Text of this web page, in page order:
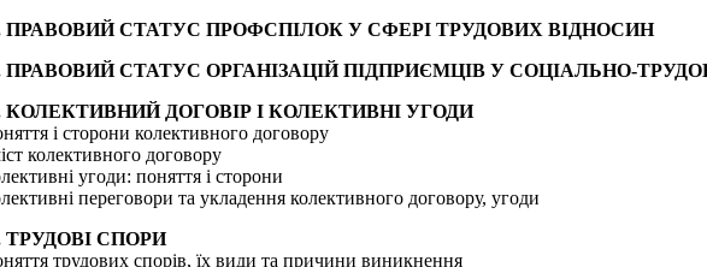
ПРАВОВИЙ СТАТУС ПРОФСПІЛОК У СФЕРІ ТРУДОВИХ ВІДНОСИН
ПРАВОВИЙ СТАТУС ОРГАНІЗАЦІЙ ПІДПРИЄМЦІВ У СОЦІАЛЬНО-
КОЛЕКТИВНИЙ ДОГОВІР І КОЛЕКТИВНІ УГОДИ
і сторони колективного договору
колективного договору
угоди: поняття і сторони
переговори та укладення колективного договору, угоди
ТРУДОВІ СПОРИ
трудових спорів, їх види та причини виникнення